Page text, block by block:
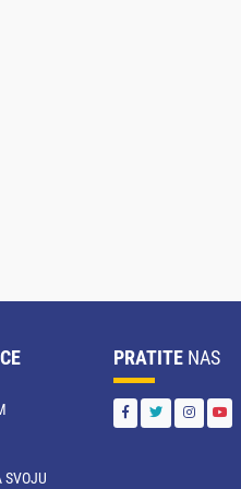
SVOJU
PRATITE NAS